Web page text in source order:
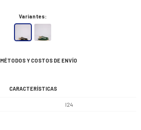
Variantes:
MÉTODOS Y COSTOS DE ENVÍO
CARACTERÍSTICAS
I24